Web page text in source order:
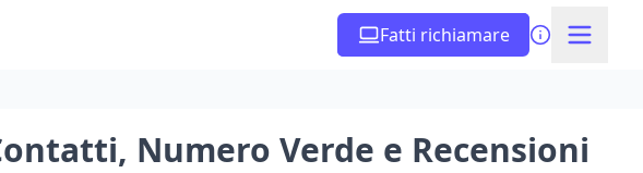
Fatti richiamare
Numero Verde e Recensioni